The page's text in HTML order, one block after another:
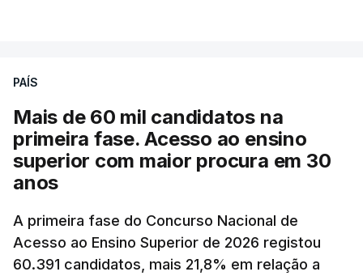
PAÍS
Mais de 60 mil candidatos na
primeira fase. Acesso ao ensino
superior com maior procura em 30
anos
A primeira fase do Concurso Nacional de
Acesso ao Ensino Superior de 2026 registou
60.391 candidatos, mais 21,8% em relação a